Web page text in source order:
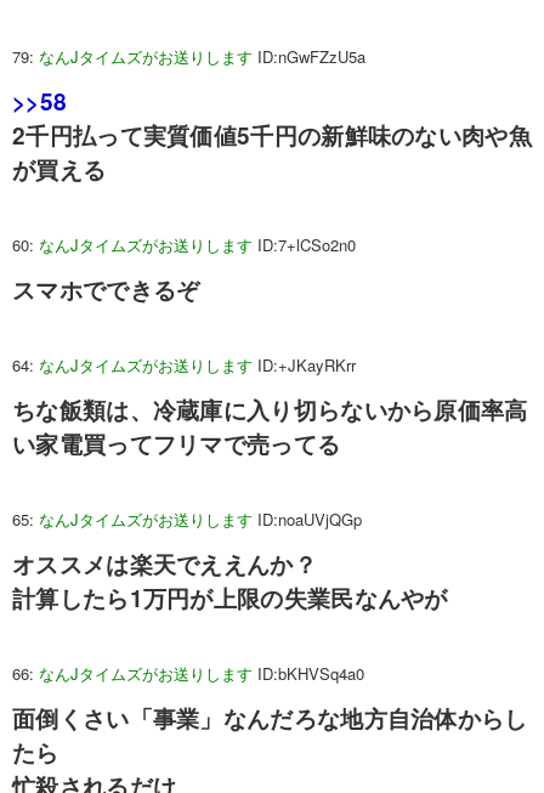
79: なんJタイムズがお送りします ID:nGwFZzU5a
>>58
2千円払って実質価値5千円の新鮮味のない肉や魚
が買える
60: なんJタイムズがお送りします ID:7+lCSo2n0
スマホでできるぞ
64: なんJタイムズがお送りします ID:+JKayRKrr
ちな飯類は、冷蔵庫に入り切らないから原価率高
い家電買ってフリマで売ってる
65: なんJタイムズがお送りします ID:noaUVjQGp
オススメは楽天でええんか？
計算したら1万円が上限の失業民なんやが
66: なんJタイムズがお送りします ID:bKHVSq4a0
面倒くさい「事業」なんだろな地方自治体からし
たら